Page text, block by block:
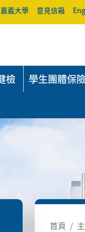
嘉義大學 意見信箱
檢 學生團體保
首頁